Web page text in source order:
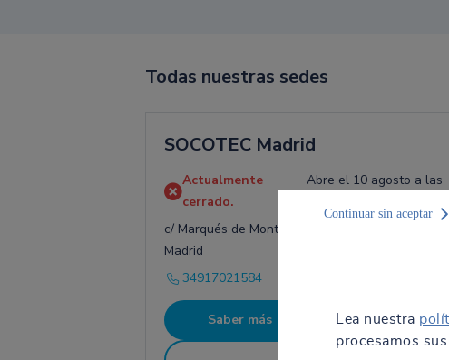
Todas nuestras sedes
SOCOTEC Madrid
Actualmente
cerrado.
Abre el 10 agosto a las
c/ Marqués de Monteagudo, 18, 4º Izq., 28028
Madrid
34917021584
Saber más Itinerario
Lea nuestra
procesamos sus
Continuar sin aceptar